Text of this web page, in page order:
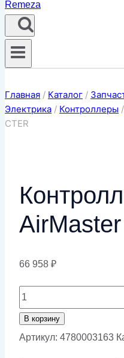
Главная / Каталог /
Электрика / Контроллеры /
CTER
66 958 ₽
Количество
товара
Контроллер
В корзину
Артикул: 4780003163